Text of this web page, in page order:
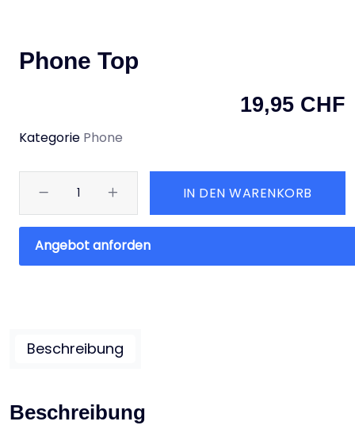
Phone Top
19,95 CHF
Kategorie Phone
IN DEN WARENKORB
Angebot anforden
Beschreibung
Beschreibung